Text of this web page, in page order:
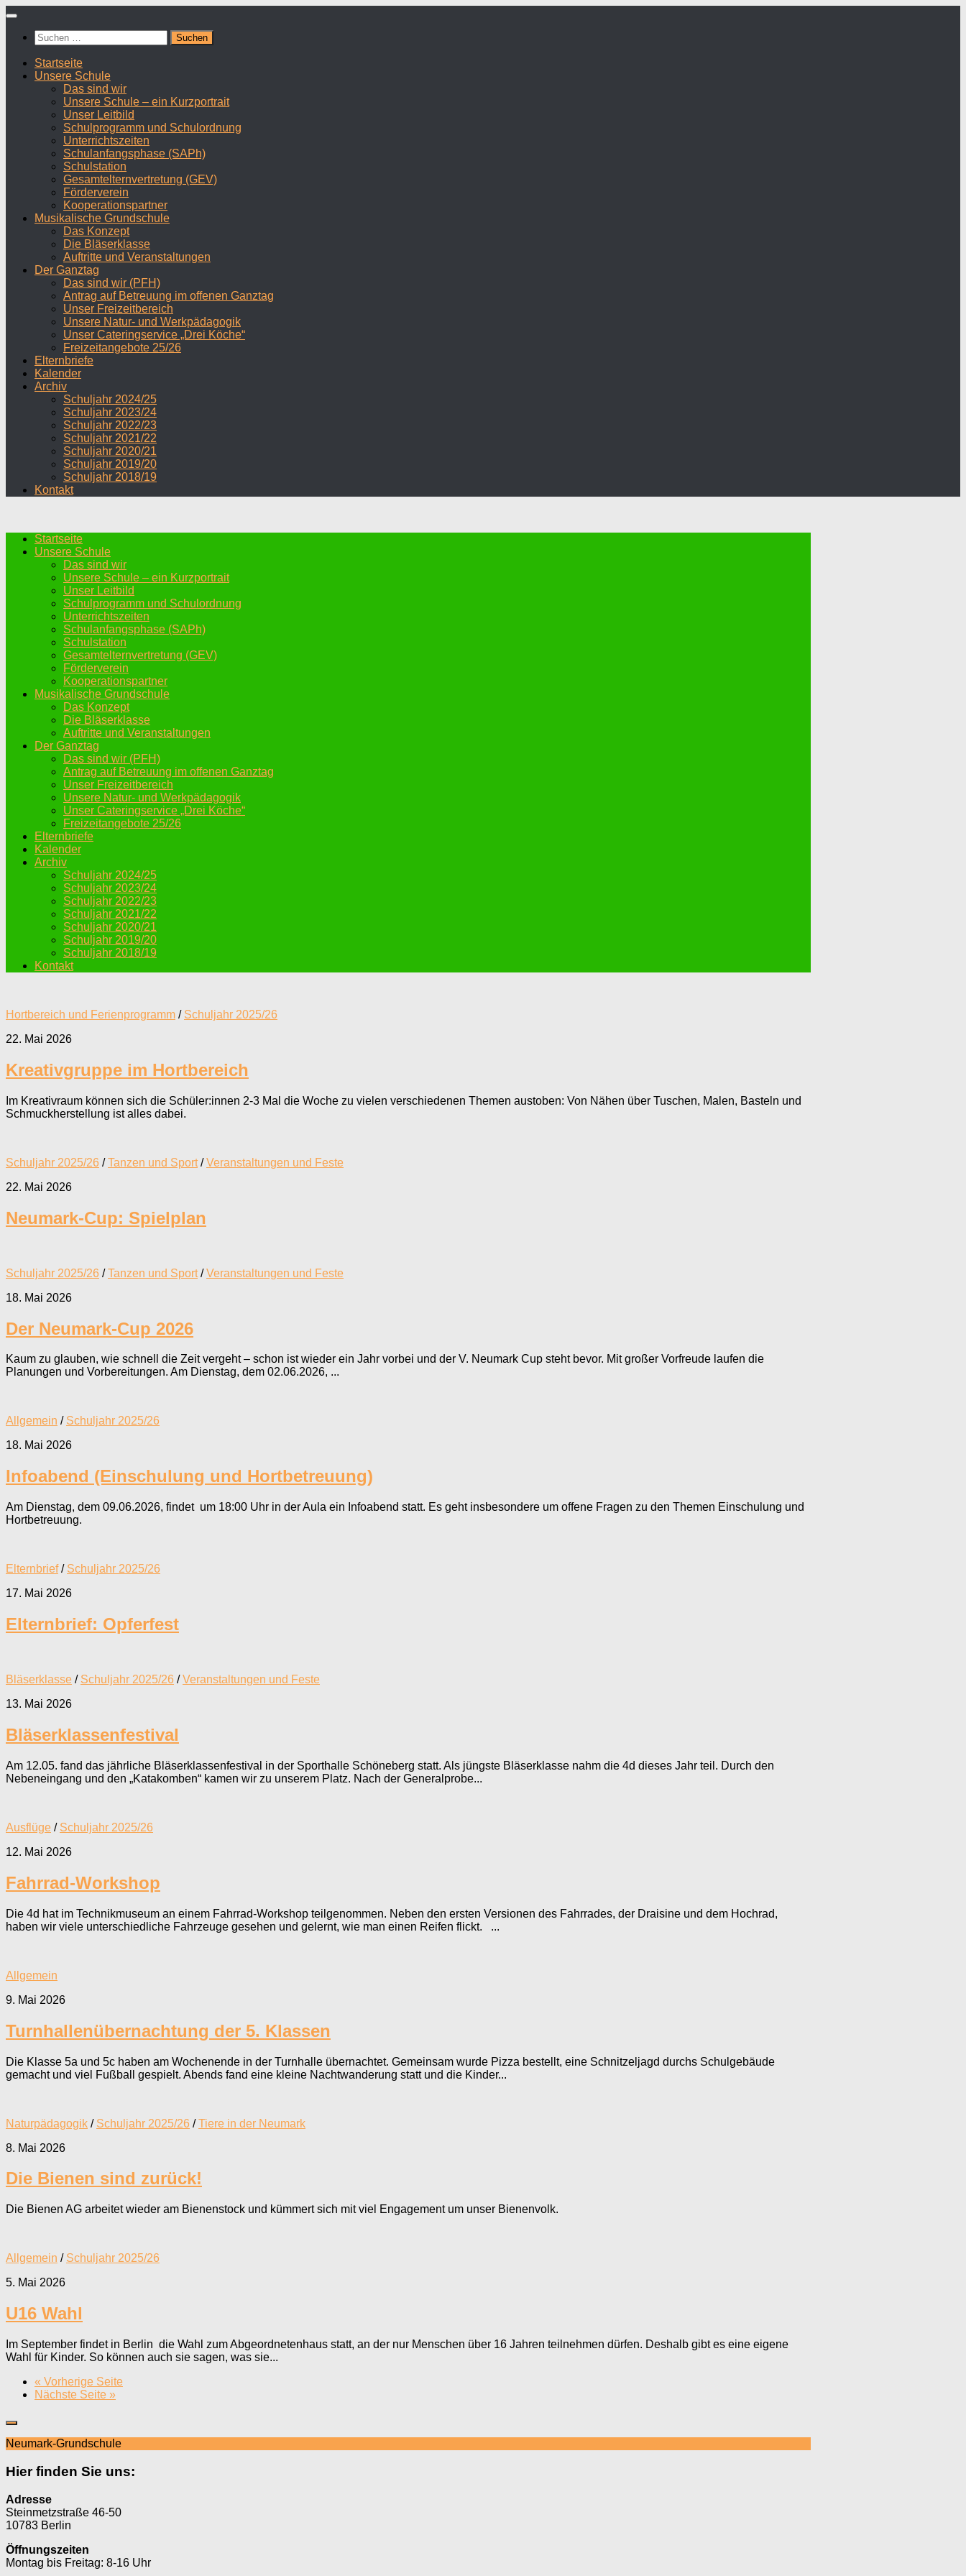
Zum
springenSuchen
nach:
Startseite
Unsere Schule
Das sind wir
Unsere Schule – ein Kurzportrait
Unser Leitbild
Schulprogramm und Schulordnung
Unterrichtszeiten
Schulanfangsphase (SAPh)
Schulstation
Gesamtelternvertretung (GEV)
Förderverein
Kooperationspartner
Musikalische Grundschule
Das Konzept
Die Bläserklasse
Auftritte und Veranstaltungen
Der Ganztag
Das sind wir (PFH)
Antrag auf Betreuung im offenen Ganztag
Unser Freizeitbereich
Unsere Natur- und Werkpädagogik
Unser Cateringservice „Drei Köche“
Freizeitangebote 25/26
Elternbriefe
Kalender
Archiv
Schuljahr 2024/25
Schuljahr 2023/24
Schuljahr 2022/23
Schuljahr 2021/22
Schuljahr 2020/21
Schuljahr 2019/20
Schuljahr 2018/19
Kontakt
Startseite
Unsere Schule
Das sind wir
Unsere Schule – ein Kurzportrait
Unser Leitbild
Schulprogramm und Schulordnung
Unterrichtszeiten
Schulanfangsphase (SAPh)
Schulstation
Gesamtelternvertretung (GEV)
Förderverein
Kooperationspartner
Musikalische Grundschule
Das Konzept
Die Bläserklasse
Auftritte und Veranstaltungen
Der Ganztag
Das sind wir (PFH)
Antrag auf Betreuung im offenen Ganztag
Unser Freizeitbereich
Unsere Natur- und Werkpädagogik
Unser Cateringservice „Drei Köche“
Freizeitangebote 25/26
Elternbriefe
Kalender
Archiv
Schuljahr 2024/25
Schuljahr 2023/24
Schuljahr 2022/23
Schuljahr 2021/22
Schuljahr 2020/21
Schuljahr 2019/20
Schuljahr 2018/19
Kontakt
Hortbereich und Ferienprogramm / Schuljahr 2025/26
22. Mai 2026
Kreativgruppe im Hortbereich
Im Kreativraum können sich die Schüler:innen 2-3 Mal die Woche zu vielen verschiedenen Themen austoben: Von Nähen über Tuschen, Malen, Basteln und
Schmuckherstellung ist alles dabei.
Schuljahr 2025/26 /Tanzen und Sport/Veranstaltungen und Feste
22. Mai 2026
Neumark-Cup: Spielplan
Schuljahr 2025/26 /Tanzen und Sport/Veranstaltungen und Feste
18. Mai 2026
Der Neumark-Cup 2026
Kaum zu glauben, wie schnell die Zeit vergeht – schon ist wieder ein Jahr vorbei und der V. Neumark Cup steht bevor. Mit großer Vorfreude laufen die
Planungen und Vorbereitungen. Am Dienstag, dem 02.06.2026, ...
Allgemein / Schuljahr 2025/26
18. Mai 2026
Infoabend (Einschulung und Hortbetreuung)
Am Dienstag, dem 09.06.2026, findet um 18:00 Uhr in der Aula ein Infoabend statt. Es geht insbesondere um offene Fragen zu den Themen Einschulung und
Hortbetreuung.
Elternbrief/ Schuljahr 2025/26
17. Mai 2026
Elternbrief: Opferfest
Bläserklasse / Schuljahr 2025/26 /Veranstaltungen und Feste
13. Mai 2026
Bläserklassenfestival
Am 12.05. fand das jährliche Bläserklassenfestival in der Sporthalle Schöneberg statt. Als jüngste Bläserklasse nahm die 4d dieses Jahr teil. Durch den
Nebeneingang und den „Katakomben“ kamen wir zu unserem Platz. Nach der Generalprobe...
Ausflüge / Schuljahr 2025/26
12. Mai 2026
Fahrrad-Workshop
Die 4d hat im Technikmuseum an einem Fahrrad-Workshop teilgenommen. Neben den ersten Versionen des Fahrrades, der Draisine und dem Hochrad,
haben wir viele unterschiedliche Fahrzeuge gesehen und gelernt, wie man einen Reifen flickt. ...
Allgemein
9. Mai 2026
Turnhallenübernachtung der 5. Klassen
Die Klasse 5a und 5c haben am Wochenende in der Turnhalle übernachtet. Gemeinsam wurde Pizza bestellt, eine Schnitzeljagd durchs Schulgebäude
gemacht und viel Fußball gespielt. Abends fand eine kleine Nachtwanderung statt und die Kinder...
Naturpädagogik / Schuljahr 2025/26 /Tiere in der Neumark
8. Mai 2026
Die Bienen sind zurück!
Die Bienen AG arbeitet wieder am Bienenstock und kümmert sich mit viel Engagement um unser Bienenvolk.
Allgemein / Schuljahr 2025/26
5. Mai 2026
U16 Wahl
Im September findet in Berlin die Wahl zum Abgeordnetenhaus statt, an der nur Menschen über 16 Jahren teilnehmen dürfen. Deshalb gibt es eine eigene
Wahl für Kinder. So können auch sie sagen, was sie...
« Vorherige Seite
Nächste Seite »
Neumark-Grundschule
Hier finden Sie uns:
Adresse
Steinmetzstraße 46-50
10783 Berlin
Öffnungszeiten
Montag bis Freitag: 8-16 Uhr